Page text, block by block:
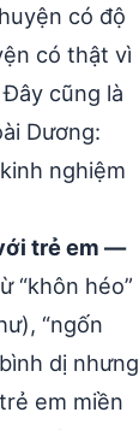
có độ
có thật vì
cũng là
Dương:
nghiệm
trẻ em —
“khôn héo”
“ngốn
dị nhưng
em miền